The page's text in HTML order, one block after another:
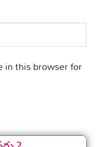
in this browser for